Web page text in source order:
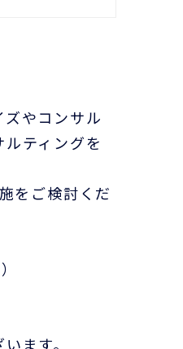
やコンサル
ティングを
をご検討くだ
ます。